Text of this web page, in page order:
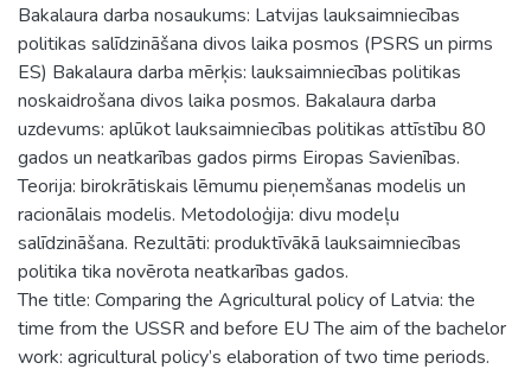
Bakalaura darba nosaukums: Latvijas lauksaimniecības
politikas salīdzināšana divos laika posmos (PSRS un pirms
ES) Bakalaura darba mērķis: lauksaimniecības politikas
noskaidrošana divos laika posmos. Bakalaura darba
uzdevums: aplūkot lauksaimniecības politikas attīstību 80
gados un neatkarības gados pirms Eiropas Savienības.
Teorija: birokrātiskais lēmumu pieņemšanas modelis un
racionālais modelis. Metodoloģija: divu modeļu
salīdzināšana. Rezultāti: produktīvākā lauksaimniecības
politika tika novērota neatkarības gados.
The title: Comparing the Agricultural policy of Latvia: the
time from the USSR and before EU The aim of the bachelor
work: agricultural policy’s elaboration of two time periods.